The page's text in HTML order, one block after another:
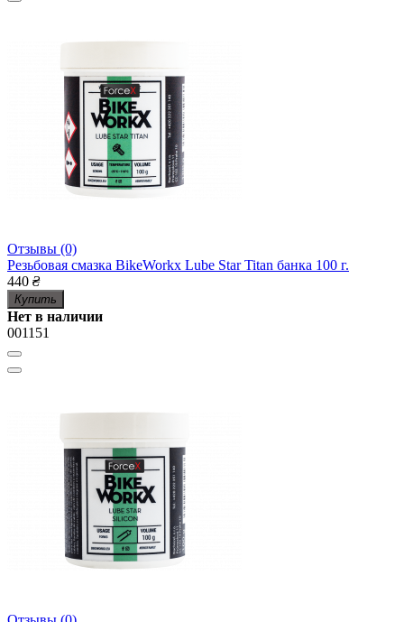
Отзывы (0)
Резьбовая смазка BikeWorkx Lube Star Titan банка 100 г.
440 ₴
Купить
Нет в наличии
001151